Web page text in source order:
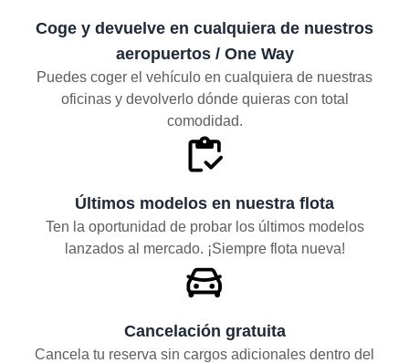
Coge y devuelve en cualquiera de nuestros
aeropuertos / One Way
Puedes coger el vehículo en cualquiera de nuestras
oficinas y devolverlo dónde quieras con total
comodidad.
Últimos modelos en nuestra flota
Ten la oportunidad de probar los últimos modelos
lanzados al mercado. ¡Siempre flota nueva!
Cancelación gratuita
Cancela tu reserva sin cargos adicionales dentro del